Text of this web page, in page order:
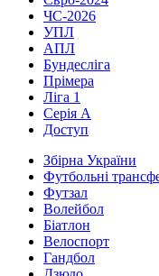
ЧС-2026
УПЛ
АПЛ
Бундесліга
Прімера
Ліга 1
Серія А
Доступ
Збірна України
Футбольні
Футзал
Волейбол
Біатлон
Велоспорт
Гандбол